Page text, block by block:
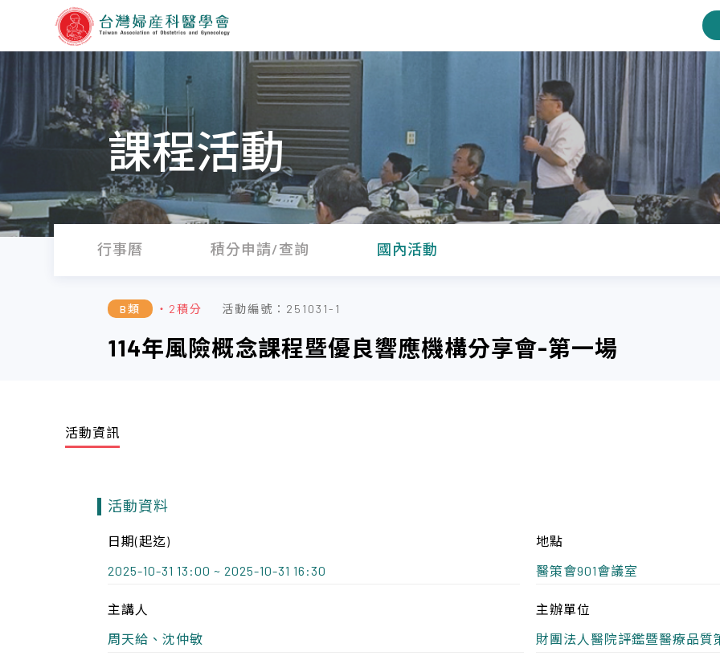
課程活動
行事曆 積分申請/查詢 國內活動
B類 ・2積分 活動編號：251031-1
114年風險概念課程暨優良響應機構分享會-第一場
活動資訊
活動資料
日期(起迄)
2025-10-31 13:00 ~ 2025-10-31 16:30
地點
醫策會901會議室
主講人
周天給、沈仲敏
主辦單位
財團法人醫院評鑑暨醫療品質